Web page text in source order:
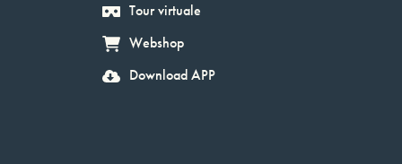
Tour virtuale
Webshop
Download APP